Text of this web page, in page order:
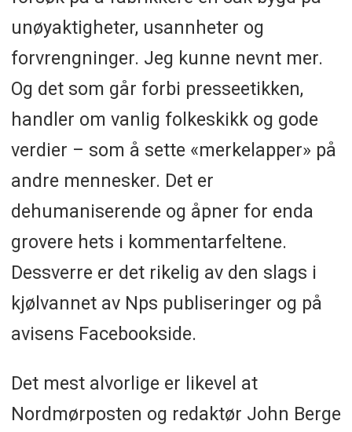
unøyaktigheter, usannheter og
forvrengninger. Jeg kunne nevnt mer.
Og det som går forbi presseetikken,
handler om vanlig folkeskikk og gode
verdier – som å sette «merkelapper» på
andre mennesker. Det er
dehumaniserende og åpner for enda
grovere hets i kommentarfeltene.
Dessverre er det rikelig av den slags i
kjølvannet av Nps publiseringer og på
avisens Facebookside.
Det mest alvorlige er likevel at
Nordmørposten og redaktør John Berge